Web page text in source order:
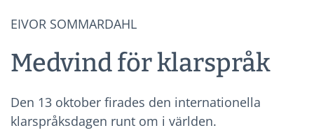
EIVOR SOMMARDAHL
Medvind för klarspråk
Den 13 oktober firades den internationella
klarspråksdagen runt om i världen.